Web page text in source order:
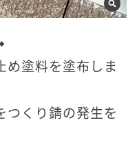
め塗料を塗布しま
つくり錆の発生を